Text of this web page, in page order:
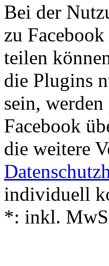
Bei der
zu
teilen
die Plugins
sein,
Facebook
die weitere
individuell
*: inkl.